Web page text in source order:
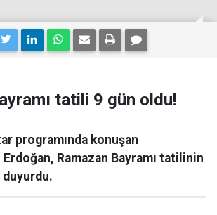
tatili 9 gün oldu!
programında konuşan
Erdoğan, Ramazan Bayramı tatilinin